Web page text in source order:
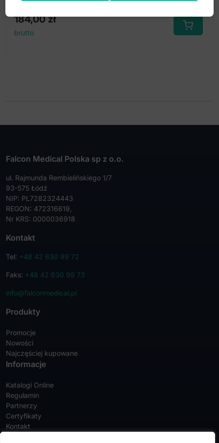
184,00zł
brutto
Falcon Medical Polska sp z o.o.
ul. Rajmunda Rembielińskiego 1/7
93-575 Łódź
NIP: PL7282324443
REGON: 472316619,
Nr KRS: 0000036918
Kontakt
Tel: +48 42 630 99 72
Faks: +48 42 630 99 73
info@falconmedical.pl
Produkty
Promocje
Nowości
Najczęściej kupowane
Informacje
Katalogi Online
Regulamin
Partnerzy
Certyfikaty
Kontakt